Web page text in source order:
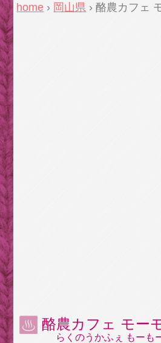
home › 岡山県 › 酪農カフェ
酪農カフェ モー
らくのうかふぇ もーも